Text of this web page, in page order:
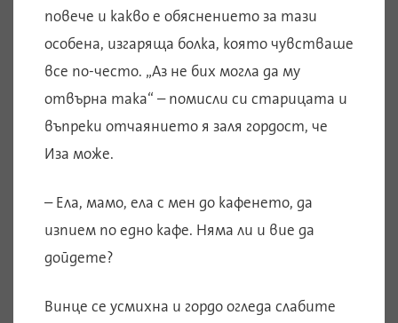
повече и какво е обяснението за тази
особена, изгаряща болка, която чувстваше
все по-често. „Аз не бих могла да му
отвърна така“ – помисли си старицата и
въпреки отчаянието я заля гордост, че
Иза може.
– Ела, мамо, ела с мен до кафенето, да
изпием по едно кафе. Няма ли и вие да
дойдете?
Винце се усмихна и гордо огледа слабите